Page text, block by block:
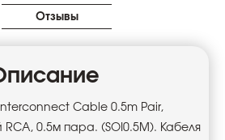
Отзывы
Cable 0.5m Pair,
0.5м пара. (SOI0.5M). Кабеля